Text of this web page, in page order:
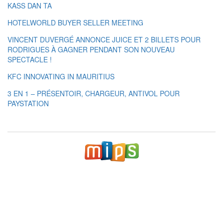
KASS DAN TA
HOTELWORLD BUYER SELLER MEETING
VINCENT DUVERGÉ ANNONCE JUICE ET 2 BILLETS POUR
RODRIGUES À GAGNER PENDANT SON NOUVEAU
SPECTACLE !
KFC INNOVATING IN MAURITIUS
3 EN 1 – PRÉSENTOIR, CHARGEUR, ANTIVOL POUR
PAYSTATION